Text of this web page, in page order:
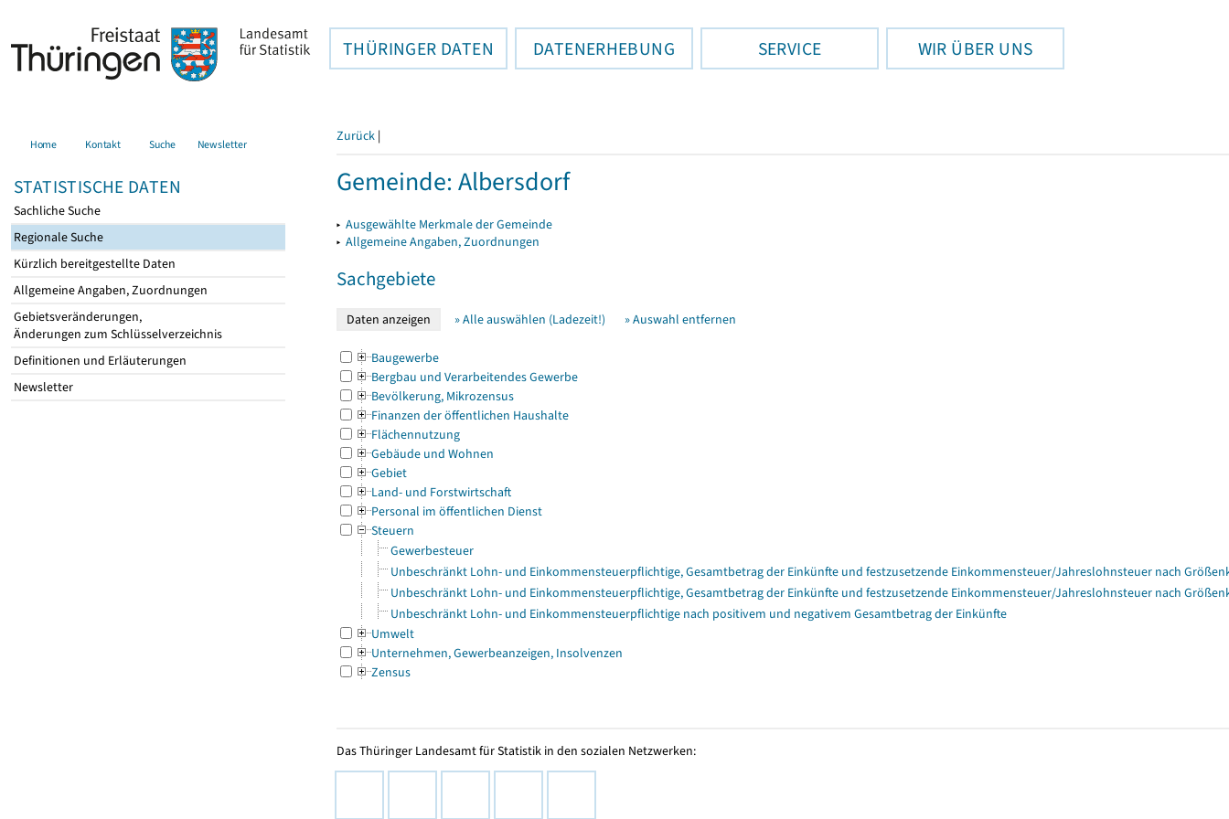
THÜRINGER DATEN DATENERHEBUNG SERVICE WIR ÜBER UNS
Home Kontakt Suche Newsletter
STATISTISCHE DATEN
Sachliche Suche
Regionale Suche
Kürzlich bereitgestellte Daten
Allgemeine Angaben, Zuordnungen
Gebietsveränderungen,
Änderungen zum Schlüsselverzeichnis
Definitionen und Erläuterungen
Newsletter
Zurück |
Gemeinde: Albersdorf
▸ Ausgewählte Merkmale der Gemeinde
▸ Allgemeine Angaben, Zuordnungen
Sachgebiete
» Alle auswählen (Ladezeit!) » Auswahl entfernen
Baugewerbe
Bergbau und Verarbeitendes Gewerbe
Bevölkerung, Mikrozensus
Finanzen der öffentlichen Haushalte
Flächennutzung
Gebäude und Wohnen
Gebiet
Land- und Forstwirtschaft
Personal im öffentlichen Dienst
Steuern
Gewerbesteuer
Unbeschränkt Lohn- und Einkommensteuerpflichtige, Gesamtbetrag der Einkünfte und festzusetzende Einkommensteuer/Jahreslohnsteuer nach
Unbeschränkt Lohn- und Einkommensteuerpflichtige, Gesamtbetrag der Einkünfte und festzusetzende Einkommensteuer/Jahreslohnsteuer nach
Unbeschränkt Lohn- und Einkommensteuerpflichtige nach positivem und negativem Gesamtbetrag der Einkünfte
Umwelt
Unternehmen, Gewerbeanzeigen, Insolvenzen
Zensus
Das Thüringer Landesamt für Statistik in den sozialen Netzwerken: